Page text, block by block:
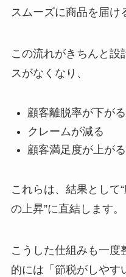
スムーズに商品を届け
この流れがきちんと設
スがなくなり、
顧客離脱率が下がる
クレームが減る
顧客満足度が上がる
これらは、結果として
の上昇”に直結します。
こうした仕組みも一度
的には「節税がしやす